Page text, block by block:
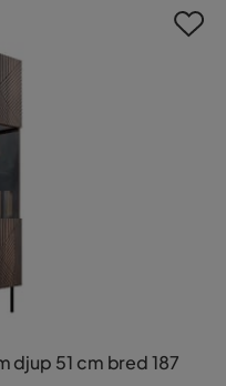
djup 51 cm bred 187